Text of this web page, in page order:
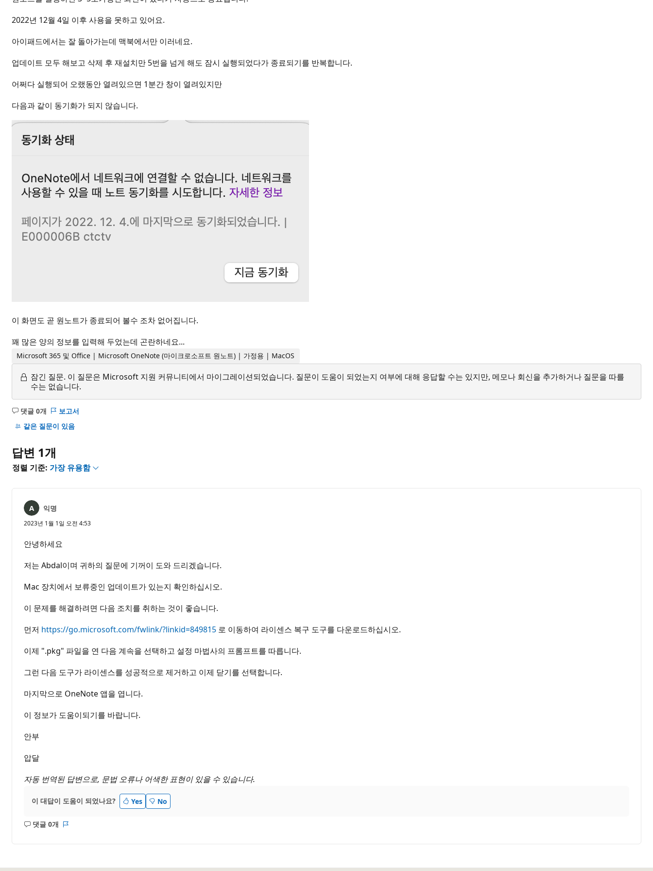
2022년 12월 4일 이후 사용을 못하고 있어요.
아이패드에서는 잘 돌아가는데 맥북에서만 이러네요.
업데이트 모두 해보고 삭제 후 재설치만 5번을 넘게 해도 잠시 실행되었다가 종료되기를 반복합니다.
어쩌다 실행되어 오랬동안 열려있으면 1분간 창이 열려있지만
다음과 같이 동기화가 되지 않습니다.
이 화면도 곧 원노트가 종료되어 볼수 조차 없어집니다.
꽤 많은 양의 정보를 입력해 두었는데 곤란하네요...
Microsoft 365 및 Office | Microsoft OneNote (마이크로소프트 원노트) | 가정용 | MacOS
잠긴 질문. 이 질문은 Microsoft 지원 커뮤니티에서 마이그레이션되었습니다. 질문이 도움이 되었는지 여부에 대해 응답할 수는 있지만, 메모나 회신을 추가하거나 질문을 따를
수는 없습니다.
댓글 0개
설
명
음
보고서
같은 질문이 있음
답변 1개
정렬 기준: 가장 유용함
익명
2023년 1월 1일 오전 4:53
안녕하세요
저는 Abdal이며 귀하의 질문에 기꺼이 도와 드리겠습니다.
Mac 장치에서 보류중인 업데이트가 있는지 확인하십시오.
이 문제를 해결하려면 다음 조치를 취하는 것이 좋습니다.
먼저 https://go.microsoft.com/fwlink/?linkid=849815 로 이동하여 라이센스 복구 도구를 다운로드하십시오.
이제 ".pkg" 파일을 연 다음 계속을 선택하고 설정 마법사의 프롬프트를 따릅니다.
그런 다음 도구가 라이센스를 성공적으로 제거하고 이제 닫기를 선택합니다.
마지막으로 OneNote 앱을 엽니다.
이 정보가 도움이되기를 바랍니다.
안부
압달
자동 번역된 답변으로, 문법 오류나 어색한 표현이 있을 수 있습니다.
이 대답이 도움이 되었나요? Yes No
댓글 0개
설